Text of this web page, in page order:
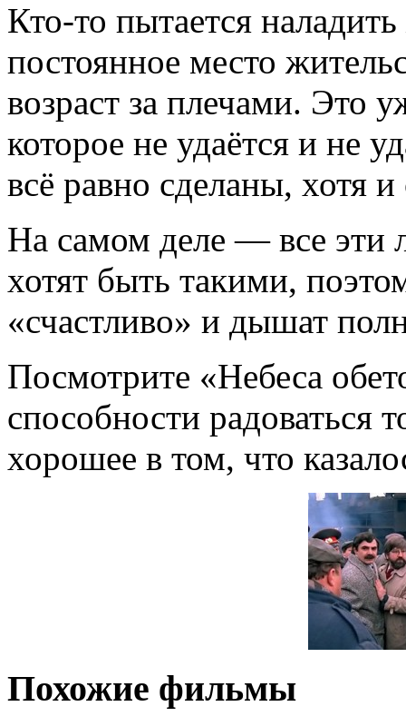
Кто-то пытается
постоянное место
возраст за плечами. Это
которое не удаётся и не
всё равно сделаны, хотя
На самом деле — все эти
хотят быть такими,
«счастливо» и дышат
Посмотрите «Небеса
способности радоваться
хорошее в том, что
Похожие фильмы